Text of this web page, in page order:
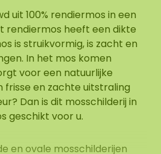
uit 100% rendiermos in een
rendiermos heeft een dikte
is struikvormig, is zacht en
In het mos komen
voor een natuurlijke
frisse en zachte uitstraling
Dan is dit mosschilderij in
geschikt voor u.
en ovale mosschilderijen